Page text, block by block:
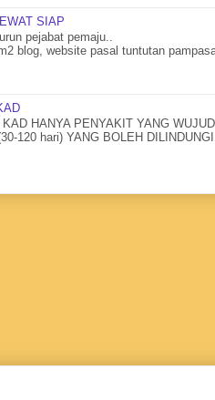
SIAP
pejabat pemaju..
blog, website pasal tuntutan
HANYA PENYAKIT YANG WUJUD
120 hari) YANG BOLEH